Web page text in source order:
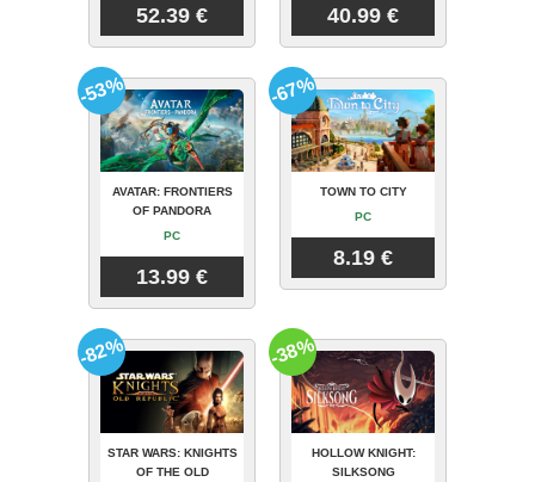
52.39 € 40.99 €
AVATAR: FRONTIERS
OF PANDORA
PC
13.99 €
-53%
TOWN TO CITY
PC
8.19 €
-67%
STAR WARS: KNIGHTS
OF THE OLD
-82%
HOLLOW KNIGHT:
SILKSONG
-38%